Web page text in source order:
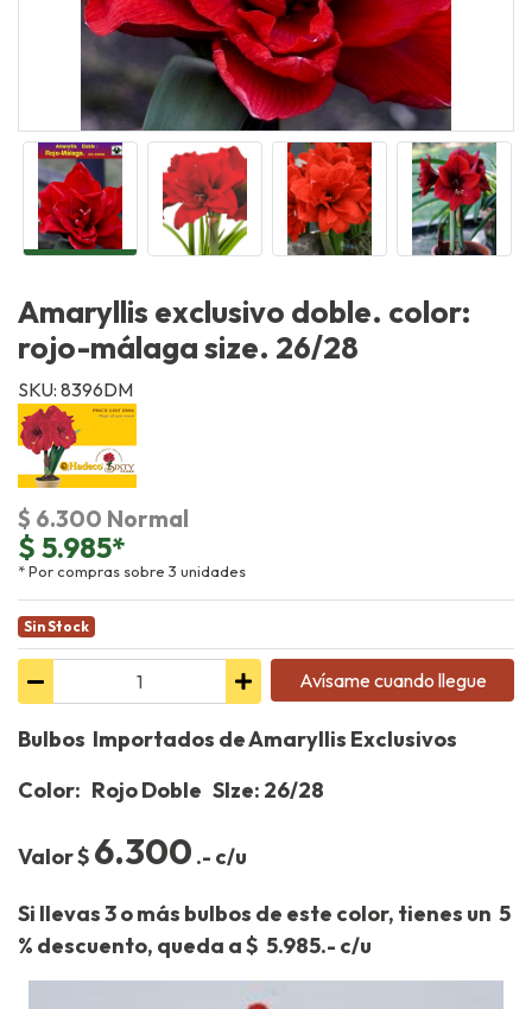
Amaryllis exclusivo doble. color:
rojo-málaga size. 26/28
SKU: 8396DM
$ 6.300 Normal
$ 5.985*
* Por compras sobre 3 unidades
Sin Stock
Avísame cuando llegue
Bulbos Importados de Amaryllis Exclusivos
Color: Rojo Doble SIze: 26/28
Valor $ 6.300 .- c/u
Si llevas 3 o más bulbos de este color, tienes un 5
% descuento, queda a $ 5.985.- c/u